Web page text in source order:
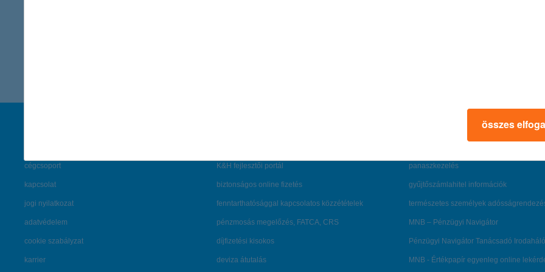
cégcsoport
kapcsolat
jogi nyilatkozat
adatvédelem
cookie szabályzat
karrier
K&H fejlesztői portál
biztonságos online fizetés
fenntarthatósággal kapcsolatos közzétételek
pénzmosás megelőzés, FATCA, CRS
díjfizetési kisokos
deviza átutalás
panaszkezelés
gyűjtőszámlahitel információk
természetes személyek
MNB – Pénzügyi Navigátor
Pénzügyi Navigátor Tanácsadó
MNB - Értékpapír egyenleg online
összes